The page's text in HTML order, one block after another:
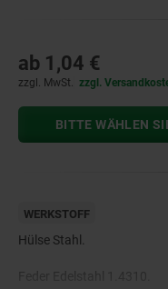
ab 1,04 €
zzgl. MwSt. zzgl.
BITTE WÄHLEN
WERKSTOFF
Hülse Stahl.